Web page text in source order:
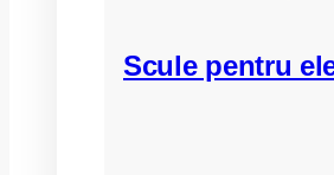
Scule pentru